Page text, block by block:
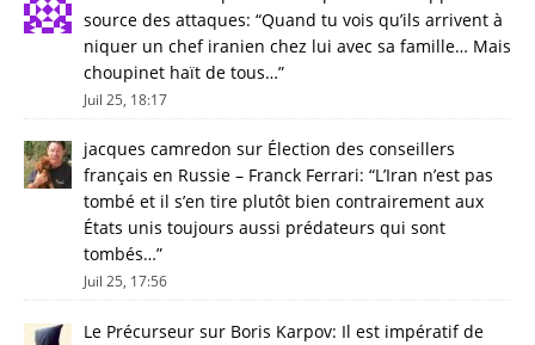
source des attaques: “Quand tu vois qu’ils arrivent à
niquer un chef iranien chez lui avec sa famille… Mais
choupinet haït de tous…”
Juil 25, 18:17
jacques camredon sur Élection des conseillers
français en Russie – Franck Ferrari: “L’Iran n’est pas
tombé et il s’en tire plutôt bien contrairement aux
États unis toujours aussi prédateurs qui sont
tombés…”
Juil 25, 17:56
Le Précurseur sur Boris Karpov: Il est impératif de